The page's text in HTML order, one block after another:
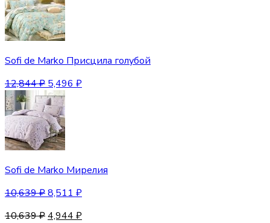
Sofi de Marko Присцила голубой
12,844₽ 5,496 ₽
Sofi de Marko Мирелия
10,639₽8,511 ₽
10,639₽4,944 ₽